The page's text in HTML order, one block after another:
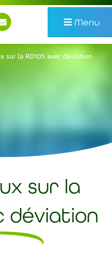
Menu
sur la RD105 avec déviation
sur la
déviation